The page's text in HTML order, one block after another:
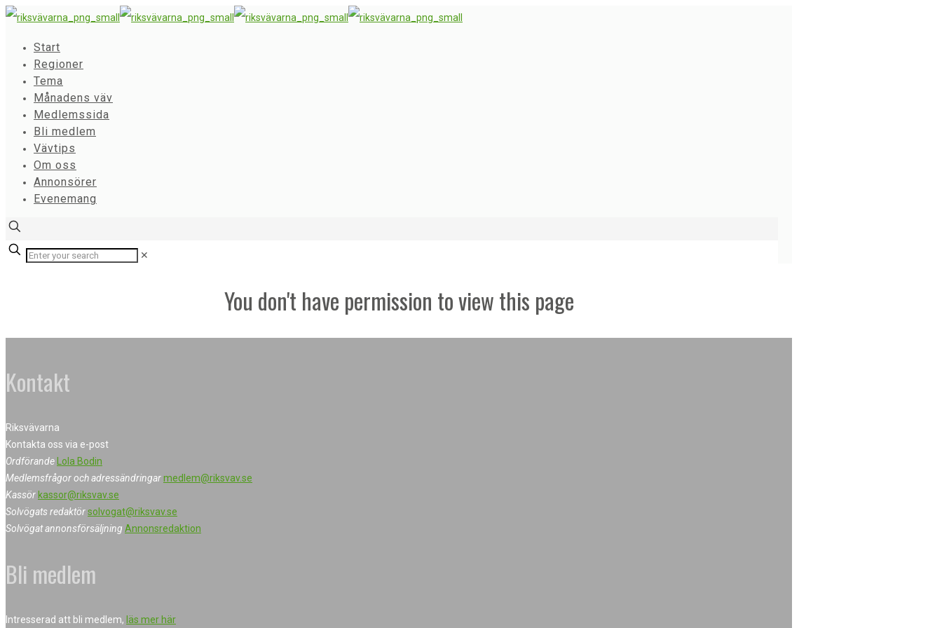
Start
Regioner
Tema
Månadens väv
Medlemssida
Bli medlem
Vävtips
Om oss
Annonsörer
Evenemang
✕
You don't have permission to view this page
Kontakt
Riksvävarna
Kontakta oss via e-post
Ordförande
Lola Bodin
Medlemsfrågor och adressändringarmedlem@riksvav.se
Kassör kassor@riksvav.se
Solvögats redaktörsolvogat@riksvav.se
Solvögat annonsförsäljning Annonsredaktion
Bli medlem
Intresserad att bli medlem, läs mer här